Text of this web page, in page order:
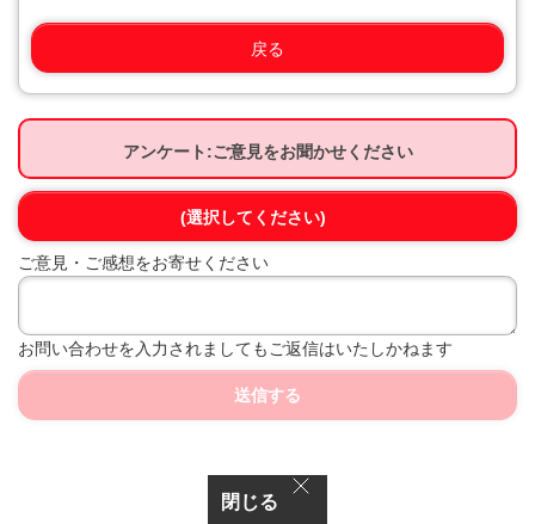
戻る
アンケート:ご意見をお聞かせください
(選択してください)
ご意見・ご感想をお寄せください
お問い合わせを入力されましてもご返信はいたしかねます
送信する
閉じる